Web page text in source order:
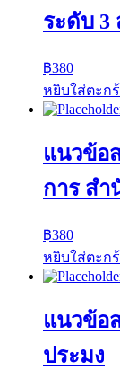
ระดับ 3
฿380
หยิบใส่ตะก
แนวข้อ
การ สำ
฿380
หยิบใส่ตะก
แนวข้อ
ประมง